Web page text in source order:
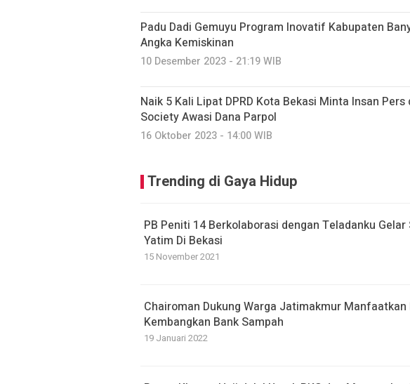
Padu Dadi Gemuyu Program Inovatif Kabupaten
Angka Kemiskinan
10 Desember 2023 - 21:19 WIB
Naik 5 Kali Lipat DPRD Kota Bekasi Minta Insan Pers
Society Awasi Dana Parpol
16 Oktober 2023 - 14:00 WIB
Trending di Gaya Hidup
PB Peniti 14 Berkolaborasi dengan Teladanku
Yatim Di Bekasi
15 November 2021
Chairoman Dukung Warga Jatimakmur
Kembangkan Bank Sampah
19 Januari 2022